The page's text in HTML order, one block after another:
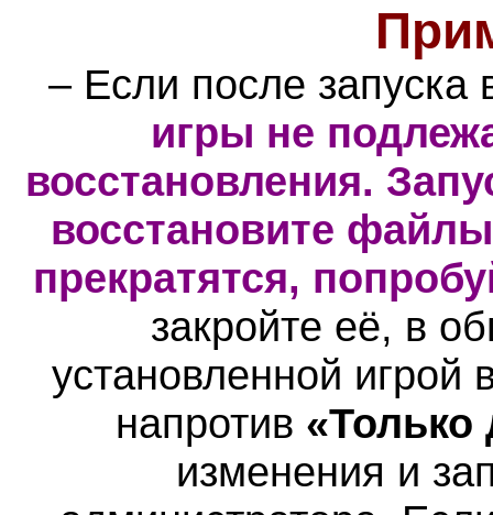
– Если после
игры не
восстановления.
восстановите
прекратятся,
закройте её, в
установленной игрой
напротив «Только
изменения и